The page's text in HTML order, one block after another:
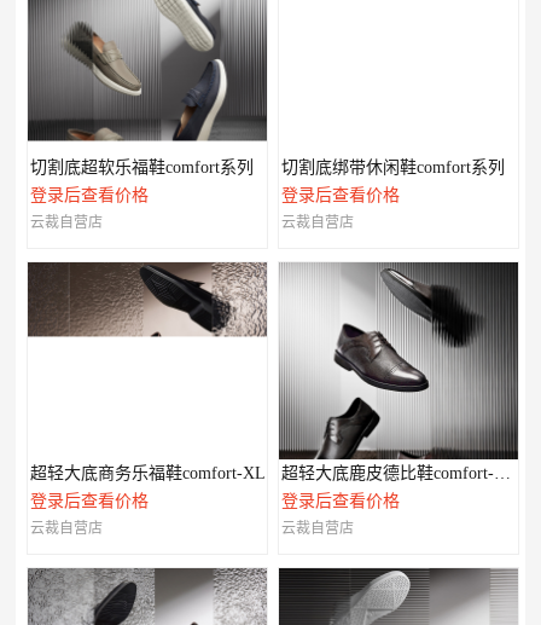
切割底超软乐福鞋comfort系列
登录后查看价格
云裁自营店
切割底绑带休闲鞋comfort系列
登录后查看价格
云裁自营店
超轻大底商务乐福鞋comfort-XL
登录后查看价格
云裁自营店
超轻大底鹿皮德比鞋comfort-XL系列
登录后查看价格
云裁自营店